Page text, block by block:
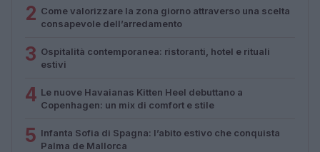
2 Come valorizzare la zona giorno attraverso una scelta
consapevole dell’arredamento
3 Ospitalità contemporanea: ristoranti, hotel e rituali
estivi
4 Le nuove Havaianas Kitten Heel debuttano a
Copenhagen: un mix di comfort e stile
5 Infanta Sofia di Spagna: l’abito estivo che conquista
Palma de Mallorca